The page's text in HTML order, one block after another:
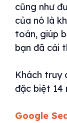
cũng như
của nó là
toán, giúp
bạn đã cải
Khách truy
đặc biệt 14
Google